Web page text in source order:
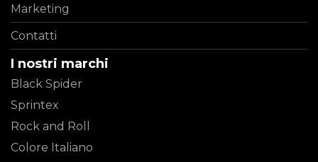
Marketing
Contatti
I nostri marchi
Black Spider
Sprintex
Rock and Roll
Colore Italiano